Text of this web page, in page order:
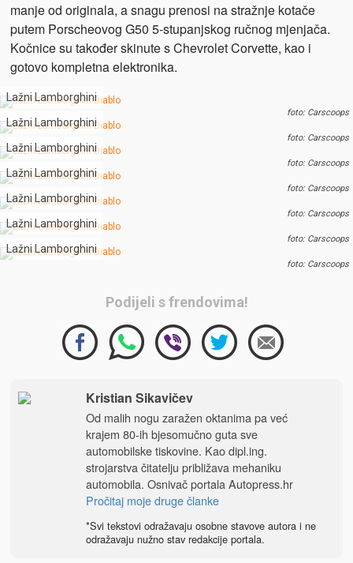
manje od originala, a snagu prenosi na stražnje kotače
putem Porscheovog G50 5-stupanjskog ručnog mjenjača.
Kočnice su također skinute s Chevrolet Corvette, kao i
gotovo kompletna elektronika.
Lažni Lamborghini
foto: Carscoops
Lažni Lamborghini
foto: Carscoops
Lažni Lamborghini
foto: Carscoops
Lažni Lamborghini
foto: Carscoops
Lažni Lamborghini
foto: Carscoops
Lažni Lamborghini
foto: Carscoops
Lažni Lamborghini
foto: Carscoops
Podijeli s frendovima!
Kristian Sikavičev
Od malih nogu zaražen oktanima pa već
krajem 80-ih bjesomučno guta sve
automobilske tiskovine. Kao dipl.ing.
strojarstva čitatelju približava mehaniku
automobila. Osnivač portalaAutopress.hr
Pročitaj moje druge članke
*Svi tekstovi odražavaju osobne stavove autora i ne
odražavaju nužno stav redakcije portala.